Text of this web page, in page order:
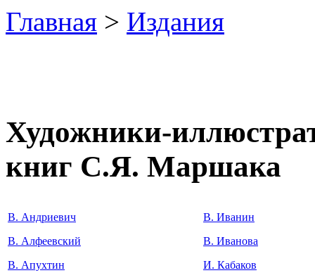
Главная > Издания
Художники-
книг С.Я. Маршака
В. Андриевич
В. Алфеевский
В. Апухтин
В. Иванин
В. Иванова
И. Кабаков